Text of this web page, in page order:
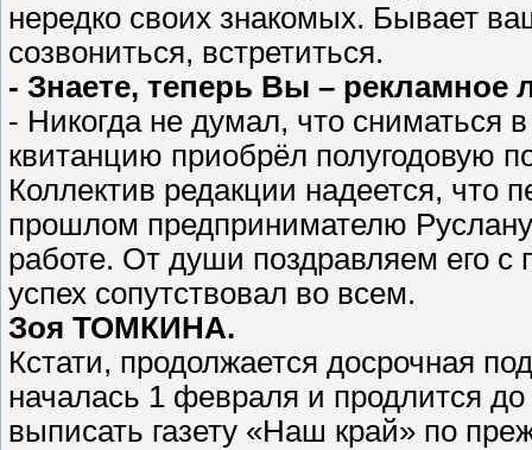
нередко своих знакомых. Бывает
созвониться, встретиться.
- Знаете, теперь Вы – рекламное
- Никогда не думал, что сниматься
квитанцию приобрёл полугодовую
Коллектив редакции надеется, что
прошлом предпринимателю
работе. От души поздравляем его
успех сопутствовал во всем.
Зоя ТОМКИНА.
Кстати, продолжается досрочная
началась 1 февраля и продлится
выписать газету «Наш край» по